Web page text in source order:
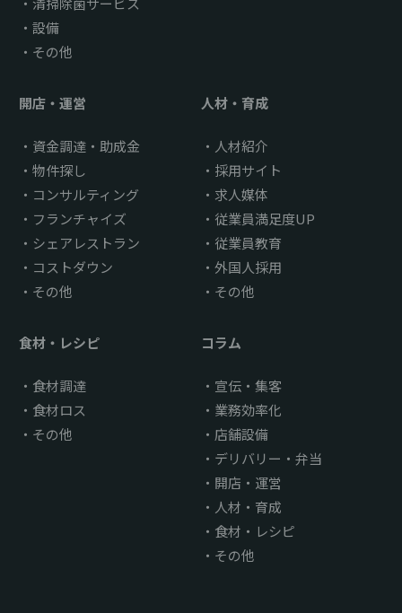
設備
その他
開店・運営
資金調達・助成金
物件探し
コンサルティング
フランチャイズ
シェアレストラン
コストダウン
その他
人材・育成
人材紹介
採用サイト
求人媒体
従業員満足度UP
従業員教育
外国人採用
その他
食材・レシピ
食材調達
食材ロス
その他
コラム
宣伝・集客
業務効率化
店舗設備
デリバリー・弁当
開店・運営
人材・育成
食材・レシピ
その他